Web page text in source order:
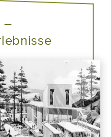
–